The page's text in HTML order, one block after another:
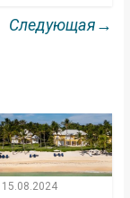
Следующая→
15.08.2024